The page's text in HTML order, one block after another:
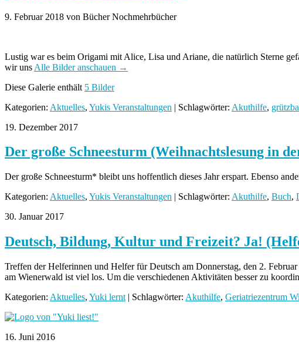
9. Februar 2018 von Bücher Nochmehrbücher
Lustig war es beim Origami mit Alice, Lisa und Ariane, die natürlich Sterne
wir uns Alle Bilder anschauen →
Diese Galerie enthält 5 Bilder
Kategorien: Aktuelles, Yukis Veranstaltungen | Schlagwörter: Akuthilfe,
19. Dezember 2017
Der große Schneesturm (Weihnachtslesung in
Der große Schneesturm* bleibt uns hoffentlich dieses Jahr erspart. Ebenso
Kategorien: Aktuelles, Yukis Veranstaltungen | Schlagwörter: Akuthilfe, Buch,
30. Januar 2017
Deutsch, Bildung, Kultur und Freizeit? Ja!
Treffen der Helferinnen und Helfer für Deutsch am Donnerstag, den 2.
am Wienerwald ist viel los. Um die verschiedenen Aktivitäten besser zu
Kategorien: Aktuelles, Yuki lernt | Schlagwörter: Akuthilfe, Geriatriezentrum
16. Juni 2016